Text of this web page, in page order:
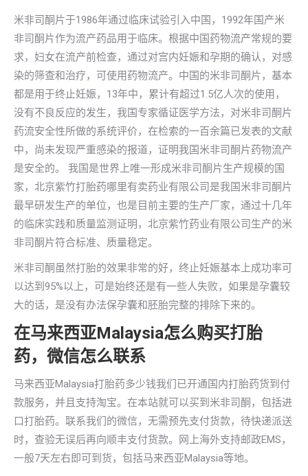
米非司酮片于1986年通过临床试验引入中国，1992年国产米
非司酮片作为流产药品用于临床。根据中国药物流产常规的要
求，妇女在流产前检查，通过对宫内妊娠和孕期的确认，对感
染的筛查和治疗，可使用药物流产。中国的米非司酮片，基本
都是用于终止妊娠，13年中，累计有超过1.5亿人次的使用，
没有不良反应的发生，我国专家循证医学方法，对米非司酮片
药流安全性所做的系统评价，在检索的一百余篇已发表的文献
中，尚未发现严重感染的报道，证明我国米非司酮片药物流产
是安全的。 我国是世界上唯一形成米非司酮片生产规模的国
家，北京紫竹打胎药哪里有卖药业有限公司是我国米非司酮片
最早研发生产的单位，也是目前主要的生产厂家，通过十几年
的临床实践和质量监测证明，北京紫竹药业有限公司生产的米
非司酮片符合标准、质量稳定。
米非司酮虽然打胎的效果非常的好，终止妊娠基本上成功率可
以达到95%以上，可是始终还是有一些人失败，如果是孕囊较
大的话，是没有办法保孕囊和胚胎完整的排除下来的。
在马来西亚Malaysia怎么购买打胎
药，微信怎么联系
马来西亚Malaysia打胎药多少钱我们已开通国内打胎药货到付
款服务，并且支持淘宝。在本站就可以买到米非司酮，包括进
口打胎药。联系我们的微信，无需预先支付货款，待快递派送
时，查验无误后再向顺丰支付货款。网上海外支持邮政EMS，
一般7天左右即可到货，包括马来西亚Malaysia等地。